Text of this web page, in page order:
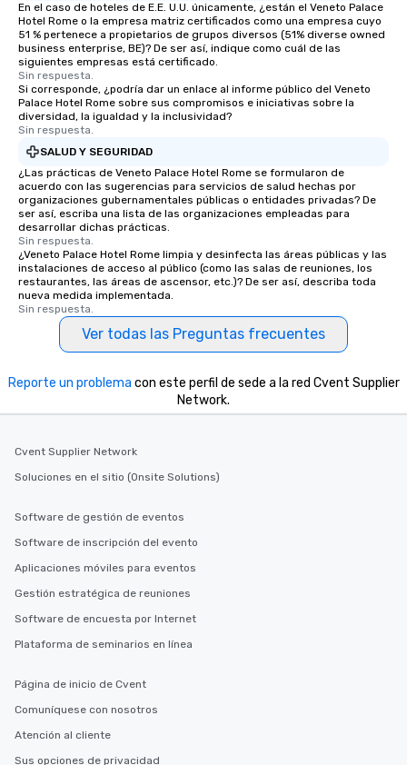
En el caso de hoteles de E.E. U.U. únicamente, ¿están el Veneto Palace
Hotel Rome o la empresa matriz certificados como una empresa cuyo
51 % pertenece a propietarios de grupos diversos (51% diverse owned
business enterprise, BE)? De ser así, indique como cuál de las
siguientes empresas está certificado.
Sin respuesta.
Si corresponde, ¿podría dar un enlace al informe público del Veneto
Palace Hotel Rome sobre sus compromisos e iniciativas sobre la
diversidad, la igualdad y la inclusividad?
Sin respuesta.
SALUD Y SEGURIDAD
¿Las prácticas de Veneto Palace Hotel Rome se formularon de
acuerdo con las sugerencias para servicios de salud hechas por
organizaciones gubernamentales públicas o entidades privadas? De
ser así, escriba una lista de las organizaciones empleadas para
desarrollar dichas prácticas.
Sin respuesta.
¿Veneto Palace Hotel Rome limpia y desinfecta las áreas públicas y las
instalaciones de acceso al público (como las salas de reuniones, los
restaurantes, las áreas de ascensor, etc.)? De ser así, describa toda
nueva medida implementada.
Sin respuesta.
Ver todas las Preguntas frecuentes
Reporte un problema con este perfil de sede a la red Cvent Supplier
Network.
Cvent Supplier Network
Soluciones en el sitio (Onsite Solutions)
Software de gestión de eventos
Software de inscripción del evento
Aplicaciones móviles para eventos
Gestión estratégica de reuniones
Software de encuesta por Internet
Plataforma de seminarios en línea
Página de inicio de Cvent
Comuníquese con nosotros
Atención al cliente
Sus opciones de privacidad